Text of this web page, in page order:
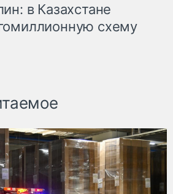
в Казахстане
схему